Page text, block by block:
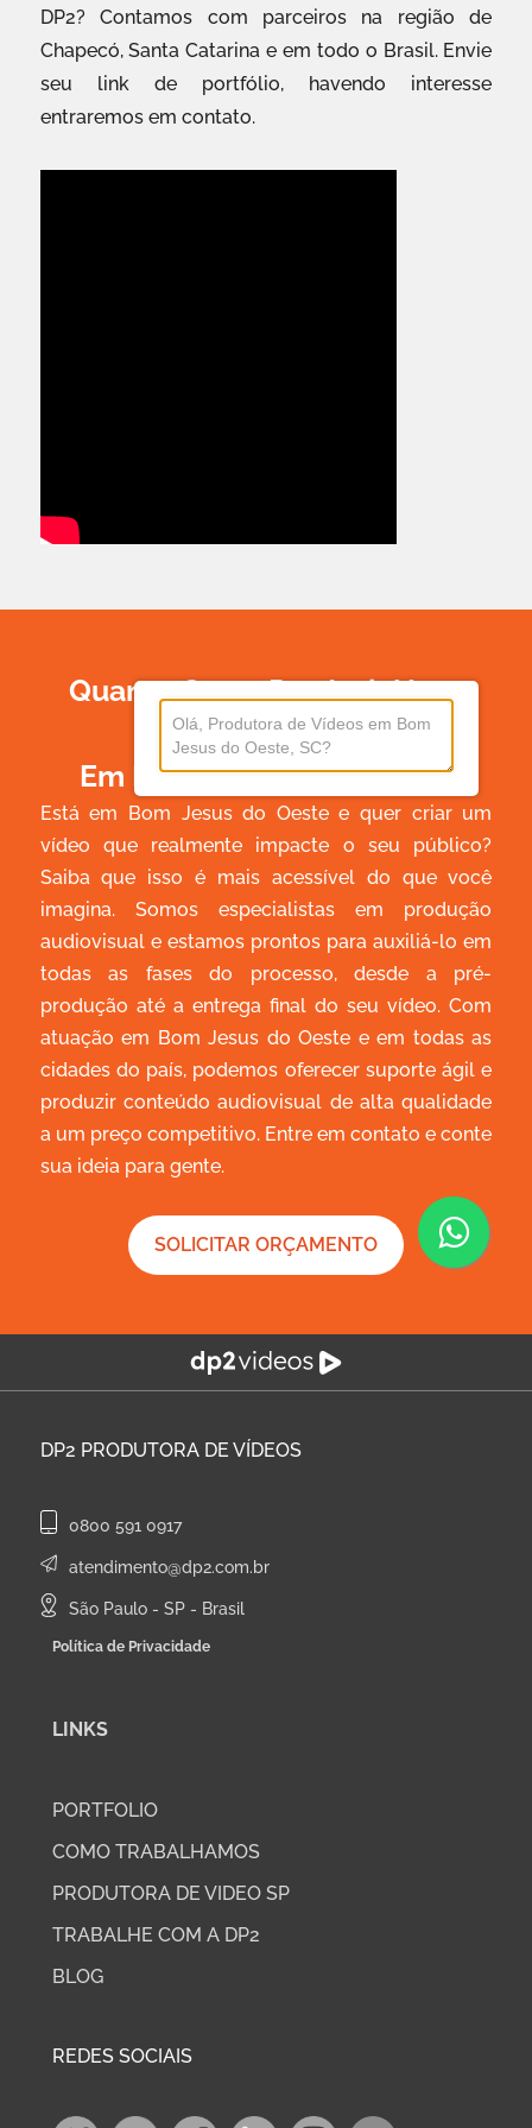
DP2? Contamos com parceiros na região de
Chapecó, Santa Catarina e em todo o Brasil. Envie
seu link de portfólio, havendo interesse
entraremos em contato.
Quanto Custa Produzir Um
Vídeo
Em Bom Jesus Do Oeste?
Está em Bom Jesus do Oeste e quer criar um
vídeo que realmente impacte o seu público?
Saiba que isso é mais acessível do que você
imagina. Somos especialistas em produção
audiovisual e estamos prontos para auxiliá-lo em
todas as fases do processo, desde a pré-
produção até a entrega final do seu vídeo. Com
atuação em Bom Jesus do Oeste e em todas as
cidades do país, podemos oferecer suporte ágil e
produzir conteúdo audiovisual de alta qualidade
a um preço competitivo. Entre em contato e conte
sua ideia para gente.
SOLICITAR ORÇAMENTO
DP2 PRODUTORA DE VÍDEOS
0800 591 0917
atendimento@dp2.com.br
São Paulo - SP - Brasil
Política de Privacidade
LINKS
PORTFOLIO
COMO TRABALHAMOS
PRODUTORA DE VIDEO SP
TRABALHE COM A DP2
BLOG
REDES SOCIAIS